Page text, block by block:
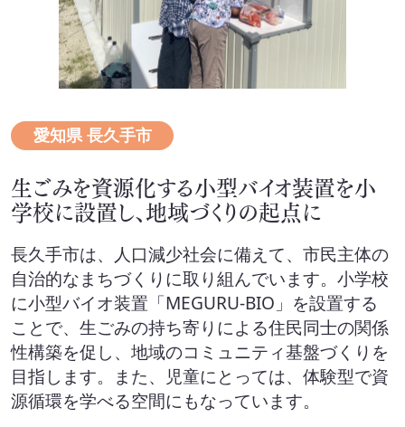
愛知県 長久手市
生ごみを資源化する小型バイオ装置を小
学校に設置し、地域づくりの起点に
長久手市は、人口減少社会に備えて、市民主体の
自治的なまちづくりに取り組んでいます。小学校
に小型バイオ装置「MEGURU-BIO」を設置する
ことで、生ごみの持ち寄りによる住民同士の関係
性構築を促し、地域のコミュニティ基盤づくりを
目指します。また、児童にとっては、体験型で資
源循環を学べる空間にもなっています。